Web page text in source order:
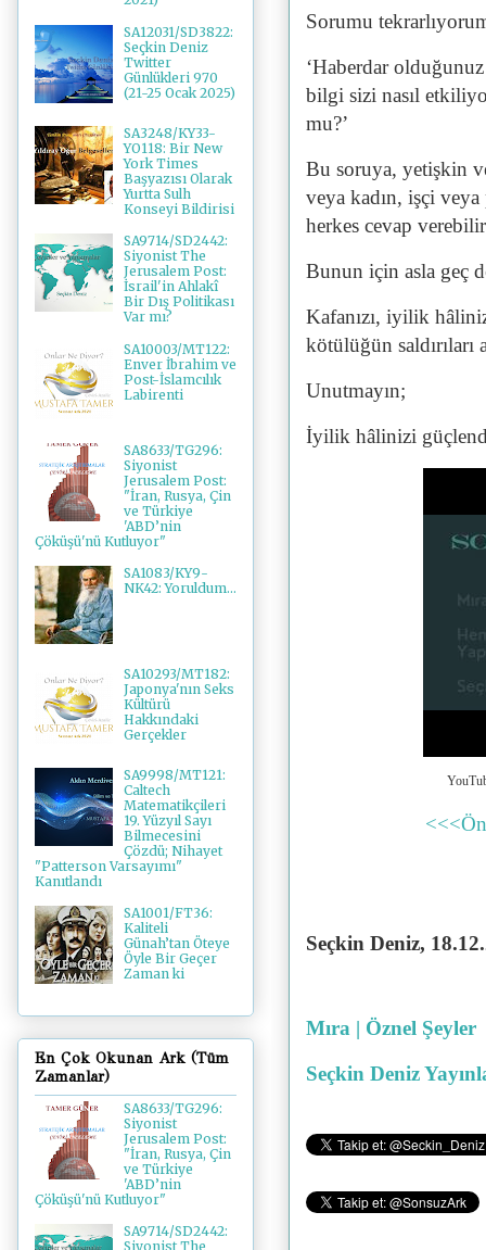
Sorumu
‘Haberdar
bilgi sizi nasıl
mu?’
Bu soruya, yetişkin
veya kadın, işçi
herkes cevap
Bunun için asla geç
Kafanızı, iyilik
kötülüğün saldırıları
Unutmayın;
İyilik hâlinizi
Seçkin Deniz, 18
Mıra | Öznel Şeyler
Seçkin Deniz
SA12031/SD3822:
Seçkin Deniz
Twitter
Günlükleri 970
(21-25 Ocak 2025)
SA3248/KY33-
YO118: Bir New
York Times
Başyazısı Olarak
Yurtta Sulh
Konseyi Bildirisi
SA9714/SD2442:
Siyonist The
Jerusalem Post:
İsrail'in Ahlakî
Bir Dış Politikası
Var mı?
SA10003/MT122:
Enver İbrahim ve
Post-İslamcılık
Labirenti
SA8633/TG296:
Siyonist
Jerusalem Post:
"İran, Rusya, Çin
ve Türkiye
'ABD’nin
Çöküşü'nü Kutluyor"
SA1083/KY9-
NK42: Yoruldum...
SA10293/MT182:
Japonya'nın Seks
Kültürü
Hakkındaki
Gerçekler
SA9998/MT121:
Caltech
Matematikçileri
19. Yüzyıl Sayı
Bilmecesini
Çözdü; Nihayet
"Patterson Varsayımı"
Kanıtlandı
SA1001/FT36:
Kaliteli
Günah’tan Öteye
Öyle Bir Geçer
Zaman ki
En Çok Okunan Ark (Tüm
Zamanlar)
SA8633/TG296:
Siyonist
Jerusalem Post:
"İran, Rusya, Çin
ve Türkiye
'ABD’nin
Çöküşü'nü Kutluyor"
SA9714/SD2442:
Siyonist The